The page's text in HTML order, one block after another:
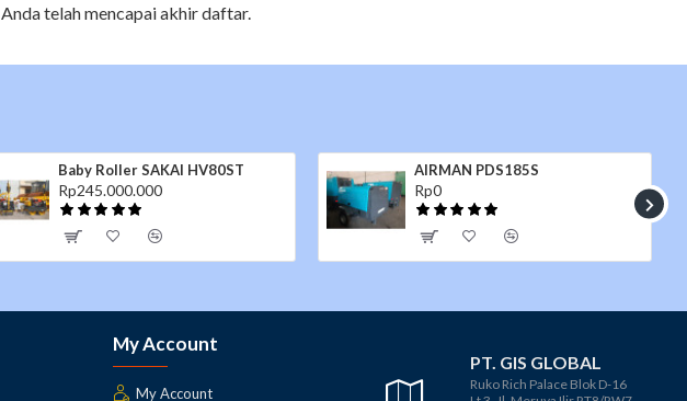
Anda telah mencapai akhir daftar.
Baby Roller SAKAI HV80ST
Rp245.000.000
AIRMAN PDS185S
Rp0
My Account
My Account
PT. GIS GLOBAL
Ruko Rich Palace Blok D-16